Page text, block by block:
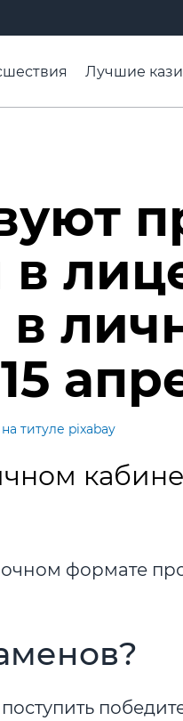
Лучшие
в
в
титуле pixabay
формате